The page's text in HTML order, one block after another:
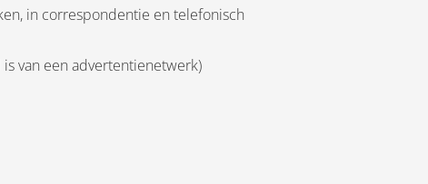
in correspondentie en telefonisch
van een advertentienetwerk)